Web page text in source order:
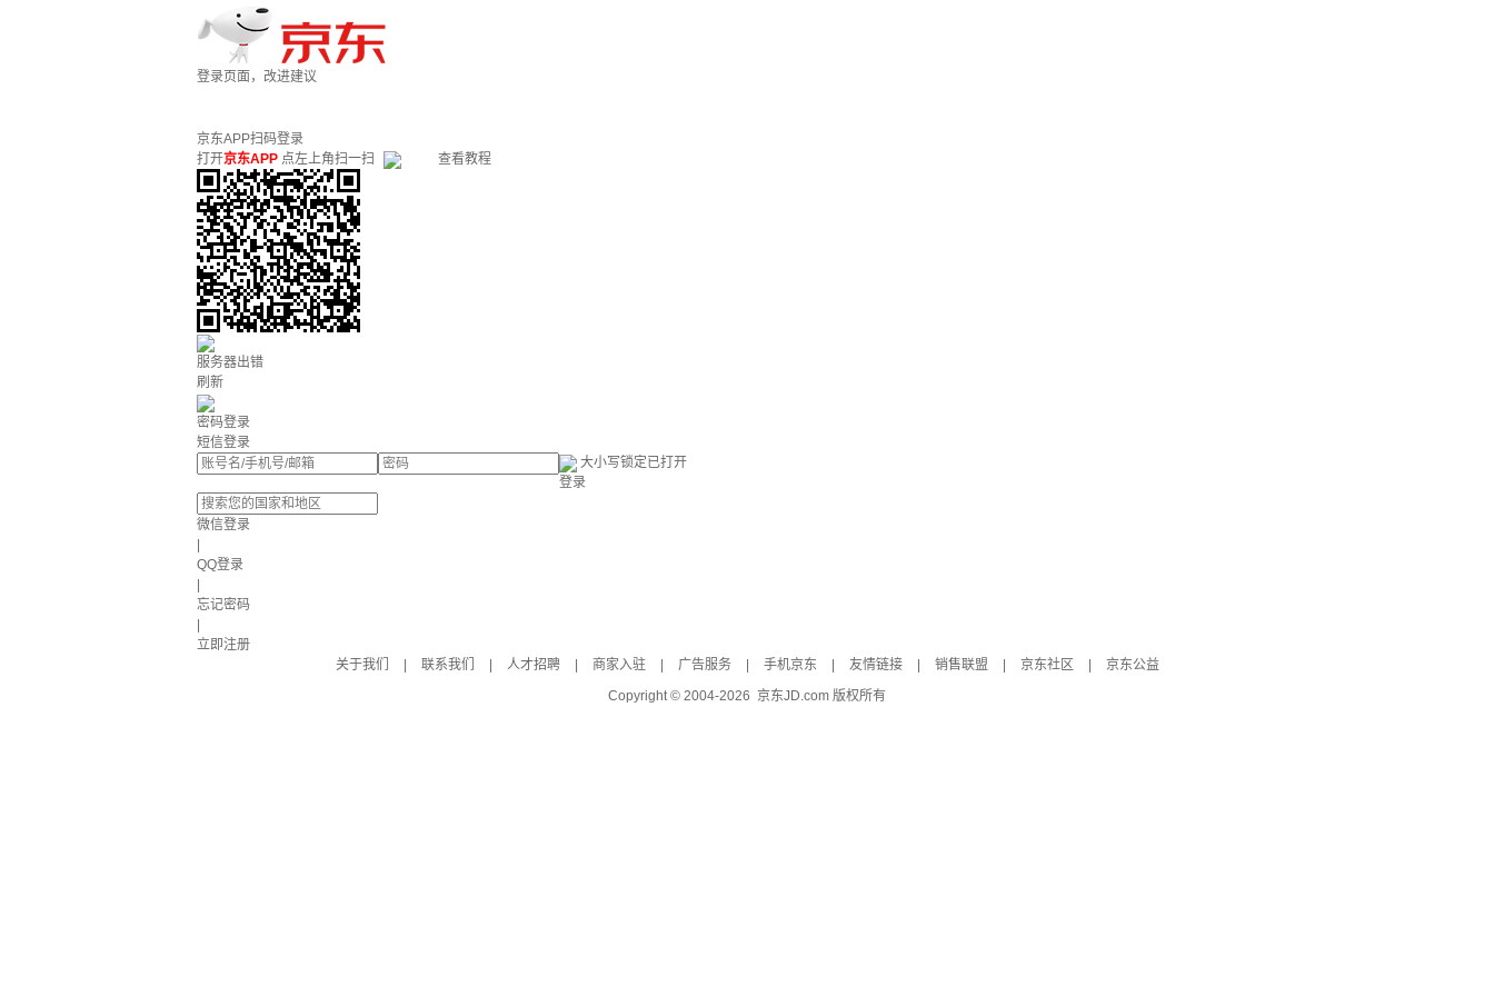
登录页面，改进建议
京东APP扫码登录
打开京东APP 点左上角扫一扫 查看教程
服务器出错
刷新
密码登录
短信登录
大小写锁定已打开
登录
微信登录
QQ登录
忘记密码
立即注册
关于我们
联系我们 人才招聘 商家入驻 广告服务 手机京东 友情链接 销售联盟 京东社区
京东公益
Copyright © 2004-2026 京东JD.com 版权所有